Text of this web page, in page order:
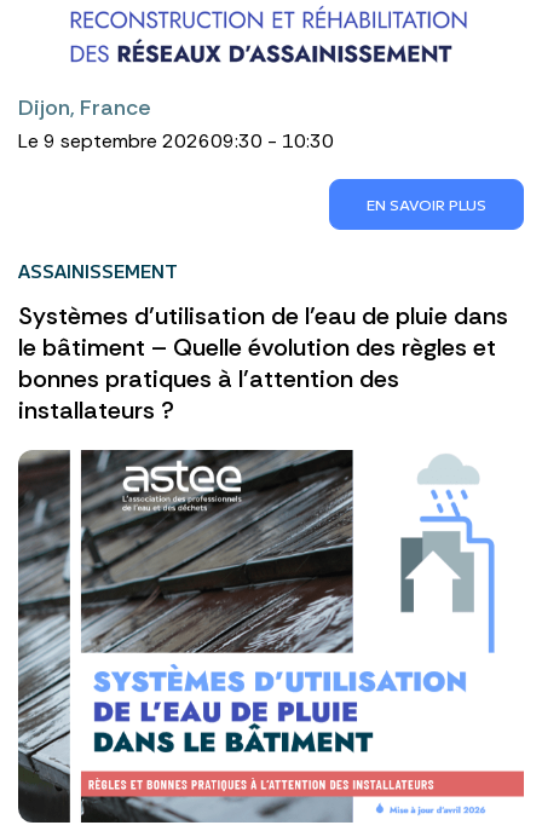
Dijon, France
Le 9 septembre 202609:30 - 10:30
EN SAVOIR PLUS
ASSAINISSEMENT
Systèmes d’utilisation de l’eau de pluie dans
le bâtiment – Quelle évolution des règles et
bonnes pratiques à l’attention des
installateurs ?